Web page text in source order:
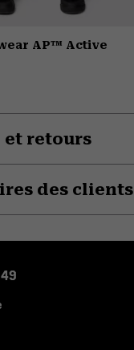
AP™ Active
retours
des clients